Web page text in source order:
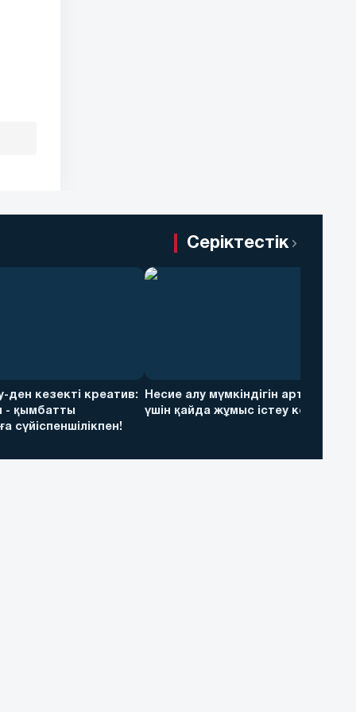
Серіктестік
ден кезекті креатив:
- қымбатты
сүйіспеншілікпен!
Несие алу мүмкіндігін арттыру
үшін қайда жұмыс істеу керек